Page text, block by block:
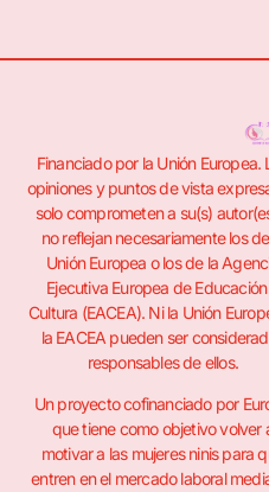
Financiado por la Unión Europea.
opiniones y puntos de vista
solo comprometen a su(s)
no reflejan necesariamente los
Unión Europea o los de la
Ejecutiva Europea de
Cultura (EACEA). Ni la Unión
la EACEA pueden ser
responsables de ellos.
Un proyecto cofinanciado por
que tiene como objetivo volver
motivar a las mujeres ninis para
entren en el mercado laboral